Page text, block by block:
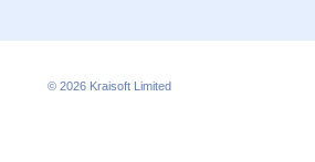
© 2026 Kraisoft Limited